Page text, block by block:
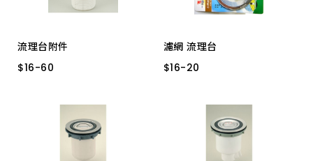
流理台附件
$16-60
$16-60
橡膠蓋(皮) 小
大白鐵內桶
濾網 流理台
$16-20
$16-20
中 白鐵